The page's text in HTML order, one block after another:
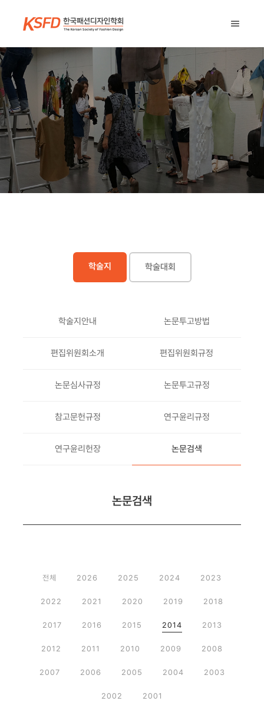
학술지 학술대회
학술지안내 논문투고방법
편집위원회소개 편집위원회규정
논문심사규정 논문투고규정
참고문헌규정 연구윤리규정
연구윤리헌장 논문검색
논문검색
전체 2026 2025 2024 2023
2022 2021 2020 2019 2018
2017 2016 2015 2014 2013
2012 2011 2010 2009 2008
2007 2006 2005 2004 2003
2002 2001